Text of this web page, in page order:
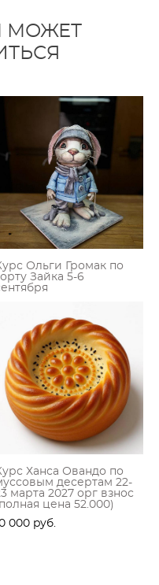
МОЖЕТ
Ольги Громак по
Зайка 5-6
Ханса Овандо по
десертам 22-
марта 2027 орг взнос
цена 52.000)
000 pуб.